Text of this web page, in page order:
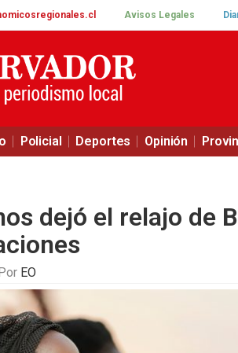
Avisos Legales
Policial Deportes Opinión
dejó el relajo de
EO